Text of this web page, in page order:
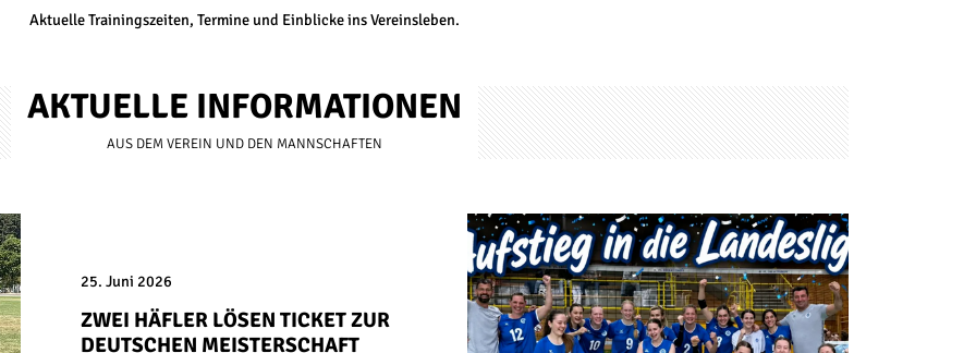
Aktuelle Trainingszeiten, Termine und Einblicke ins Vereinsleben.
AK­TU­EL­LE IN­FOR­MA­TIO­NEN
AUS DEM VER­EIN UND DEN MANN­SCHAF­TEN
25. Juni 2026
ZWEI HÄFLER LÖSEN TICKET ZUR
DEUTSCHEN MEISTERSCHAFT